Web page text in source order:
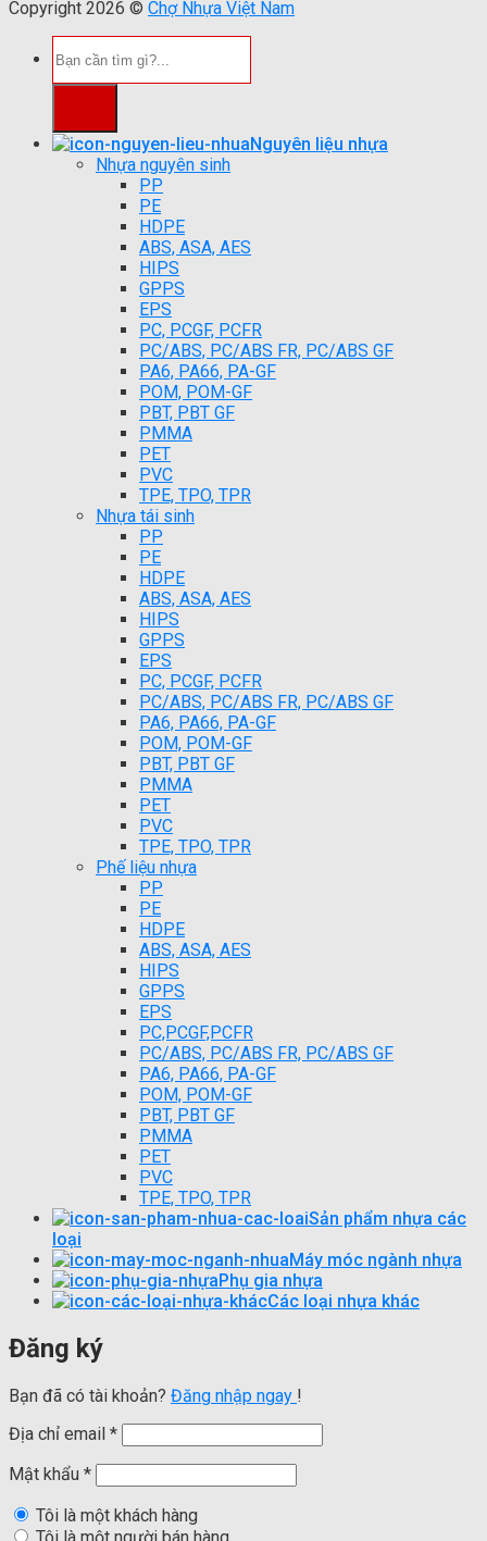
Copyright 2026 © Chợ Nhựa Việt Nam
kiếm:
Nguyên liệu nhựa
Nhựa nguyên sinh
PP
PE
HDPE
ABS, ASA, AES
HIPS
GPPS
EPS
PC, PCGF, PCFR
PC/ABS, PC/ABS FR, PC/ABS GF
PA6, PA66, PA-GF
POM, POM-GF
PBT, PBT GF
PMMA
PET
PVC
TPE, TPO, TPR
Nhựa tái sinh
PP
PE
HDPE
ABS, ASA, AES
HIPS
GPPS
EPS
PC, PCGF, PCFR
PC/ABS, PC/ABS FR, PC/ABS GF
PA6, PA66, PA-GF
POM, POM-GF
PBT, PBT GF
PMMA
PET
PVC
TPE, TPO, TPR
Phế liệu nhựa
PP
PE
HDPE
ABS, ASA, AES
HIPS
GPPS
EPS
PC,PCGF,PCFR
PC/ABS, PC/ABS FR, PC/ABS GF
PA6, PA66, PA-GF
POM, POM-GF
PBT, PBT GF
PMMA
PET
PVC
TPE, TPO, TPR
Sản phẩm nhựa các
loại
Máy móc ngành nhựa
Phụ gia nhựa
Các loại nhựa khác
Đăng ký
Bạn đã có tài khoản? Đăng nhập ngay !
Địa chỉ email *
Mật khẩu *
Tôi là một khách hàng